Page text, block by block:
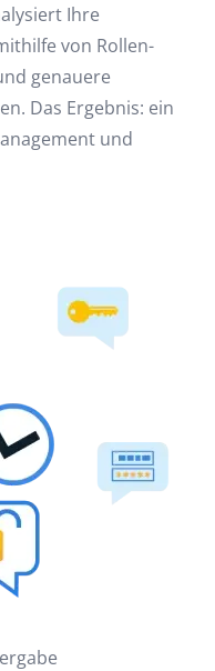
Ihre
von Rollen-
genauere
Das Ergebnis: ein
und